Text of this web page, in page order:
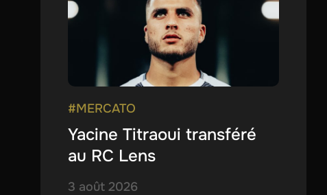
#MERCATO
Yacine Titraoui transféré
au RC Lens
3 août 2026